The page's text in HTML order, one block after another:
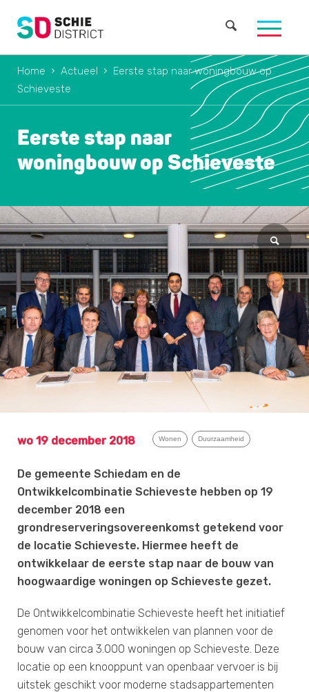
Home Actueel
Eerste stap naar woningbouw op
Schieveste
Eerste stap naar
woningbouw op Schieveste
wo 19 december 2018 Wonen Duurzaamheid
De gemeente Schiedam en de
Ontwikkelcombinatie Schieveste hebben op 19
december 2018 een
grondreserveringsovereenkomst getekend voor
de locatie Schieveste. Hiermee heeft de
ontwikkelaar de eerste stap naar de bouw van
hoogwaardige woningen op Schieveste gezet.
De Ontwikkelcombinatie Schieveste heeft het initiatief
genomen voor het ontwikkelen van plannen voor de
bouw van circa 3.000 woningen op Schieveste. Deze
locatie op een knooppunt van openbaar vervoer is bij
uitstek geschikt voor moderne stadsappartementen